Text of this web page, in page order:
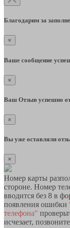
Благодарим за
×
Ваше сообщение
×
Ваш Отзыв успешно
×
Вы уже оставляли
×
Номер карты
стороне. Номер
вводится без 8 в
появления ошибки
телефона"
исчезает,